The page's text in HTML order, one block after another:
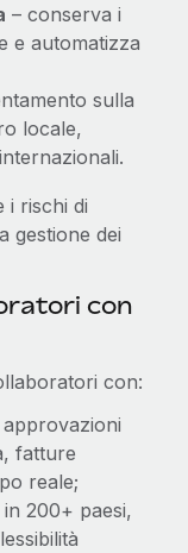
– conserva i
e automatizza
sulla
locale,
i rischi di
gestione dei
con
con:
approvazioni
fatture
reale;
200+ paesi,